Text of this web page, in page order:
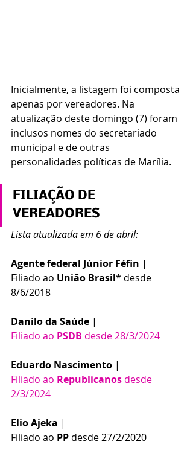
Inicialmente, a listagem foi composta
apenas por vereadores. Na
atualização deste domingo (7) foram
inclusos nomes do secretariado
municipal e de outras
personalidades políticas de Marília.
FILIAÇÃO DE
VEREADORES
Lista atualizada em 6 de abril:
Agente federal Júnior Féfin |
Filiado ao União Brasil* desde
8/6/2018
Danilo da Saúde |
Filiado ao PSDB desde 28/3/2024
Eduardo Nascimento |
Filiado ao Republicanos desde
2/3/2024
Elio Ajeka |
Filiado ao PP desde 27/2/2020